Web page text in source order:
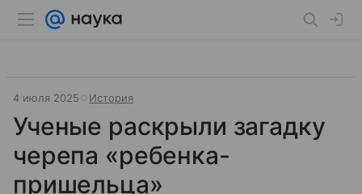
4 июля 2025 История
Ученые раскрыли загадку
черепа «‎ребенка-
пришельца»